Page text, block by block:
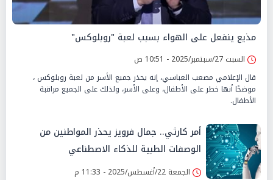
مذيع ينفعل على الهواء بسبب لعبة "روبلوكس"
السبت 27/سبتمبر/2025 - 10:51 ص
قال الإعلامي مصعب العباسي، إنه يحذر جميع الأسر من لعبة روبلوكس ،
موضحًا أنها خطر على الأطفال، وعلى الأسر، ولذلك على الجميع مراقبة
الأطفال.
أمر كارثي.. جمال فرويز يحذر المواطنين من
الوصفات الطبية للذكاء الاصطناعي
الجمعة 22/أغسطس/2025 - 11:33 م